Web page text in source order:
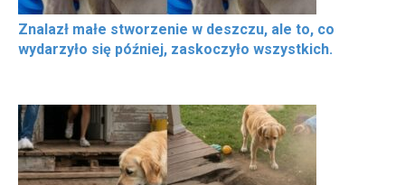
Znalazł małe stworzenie w deszczu, ale to, co
wydarzyło się później, zaskoczyło wszystkich.